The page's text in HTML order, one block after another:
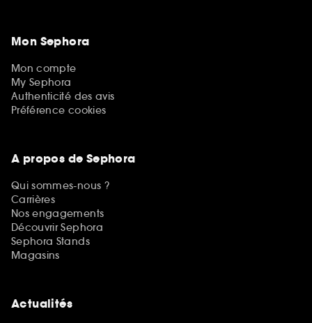
Mon Sephora
Mon compte
My Sephora
Authenticité des avis
Préférence cookies
A propos de Sephora
Qui sommes-nous ?
Carrières
Nos engagements
Découvrir Sephora
Sephora Stands
Magasins
Actualités